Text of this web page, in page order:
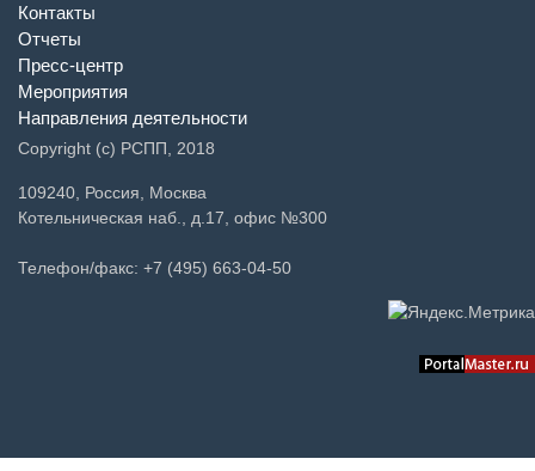
Контакты
Отчеты
Пресс-центр
Мероприятия
Направления деятельности
Copyright (c) РСПП, 2018
109240, Россия, Москва
Котельническая наб., д.17, офис №300
Телефон/факс: +7 (495) 663-04-50